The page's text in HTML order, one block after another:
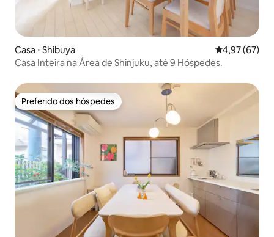
Casa ⋅ Shibuya 4,97 de uma
4,97 (67)
Casa Inteira na Área de Shinjuku, até 9 Hóspedes.
Preferido dos hóspedes
Preferido dos hóspedes